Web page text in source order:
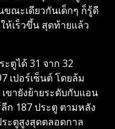
ณะเดียวกันเด็กๆ ก็รู้ดี
ห้เร็วขึ้น สุดท้ายแล้ว
ตูได้ 31 จาก 32
เปอร์เซ็นต์ โดยล้ม
ขายังย้ายระดับกับแอน
ก 187 ประตู ตามหลัง
ระตูสูงสุดตลอดกาล